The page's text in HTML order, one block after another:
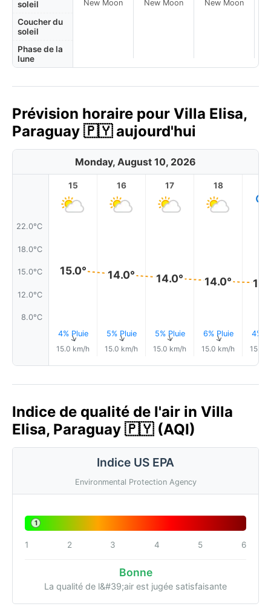
soleil
Coucher du
soleil
Phase de la
lune
New Moon New Moon New Moon
Prévision horaire pour Villa Elisa,
Paraguay 🇵🇾 aujourd'hui
Monday, August 10, 2026
22.0°C
18.0°C
15.0°C
12.0°C
8.0°C
15
15.0°
4% Pluie
↑
15.0 km/h
16
14.0°
5% Pluie
↑
15.0 km/h
17
14.0°
5% Pluie
↑
15.0 km/h
18
14.0°
6% Pluie
↑
15.0 km/h
4%
15.0
Indice de qualité de l'air in Villa
Elisa, Paraguay 🇵🇾 (AQI)
Indice US EPA
Environmental Protection Agency
1
1 2 3 4 5 6
Bonne
La qualité de l&#39;air est jugée satisfaisante